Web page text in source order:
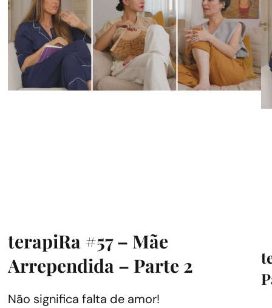
terapiRa #57 – Mãe
Arrependida – Parte 2
Não significa falta de amor!